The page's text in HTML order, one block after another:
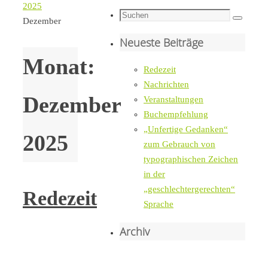
Startseite
2025
Dezember
Monat:
Dezember
2025
Redezeit
Suche
Suchen
Neueste Beiträge
Redezeit
Nachrichten
Veranstaltungen
Buchempfehlung
„Unfertige Gedanken“
zum Gebrauch von
typographischen Zeichen
in der
„geschlechtergerechten“
Sprache
Archiv